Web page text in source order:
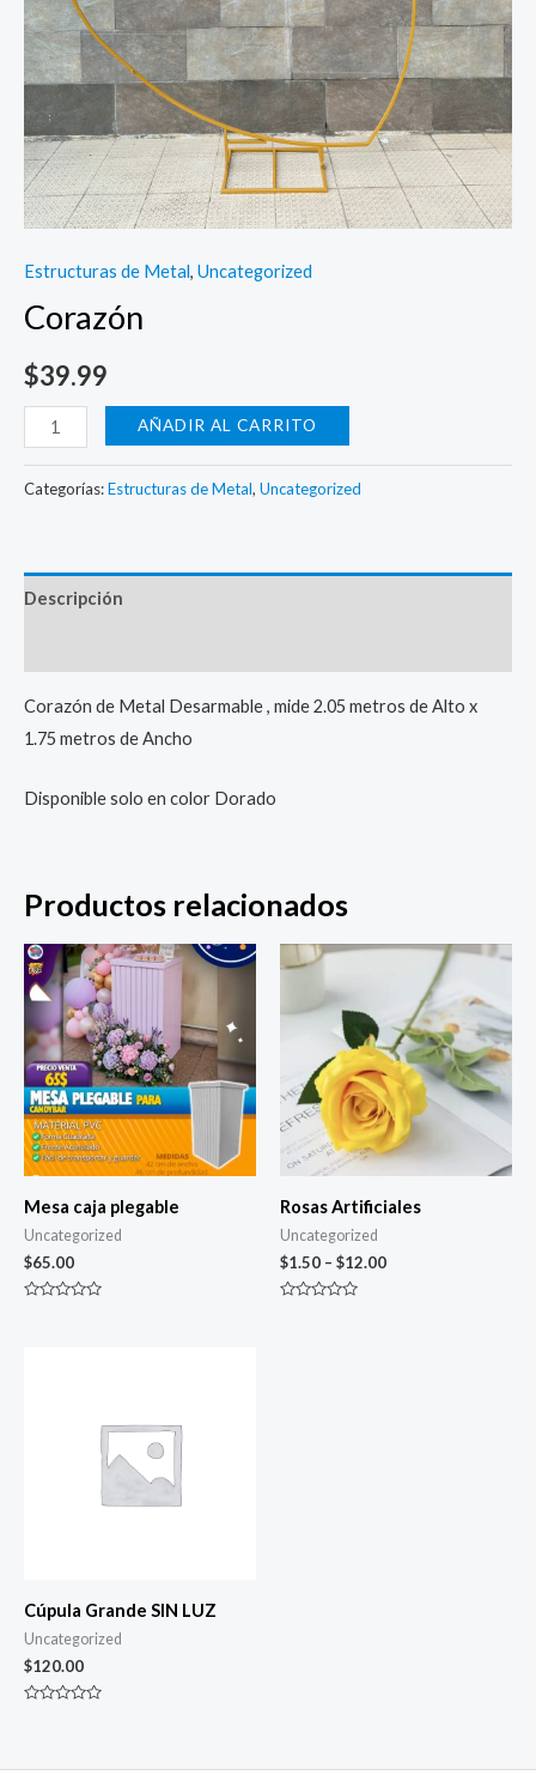
Estructuras de Metal, Uncategorized
Corazón
$39.99
Corazón
cantidad
AÑADIR AL CARRITO
Categorías:Estructuras de Metal, Uncategorized
Descripción
Corazón de Metal Desarmable , mide 2.05 metros de Alto x
1.75 metros de Ancho
Disponible solo en color Dorado
Productos relacionados
Mesa caja plegable
Uncategorized
$65.00
Rosas Artificiales
Uncategorized
$1.50 – $12.00
Cúpula Grande SIN LUZ
Uncategorized
$120.00
5